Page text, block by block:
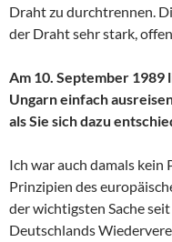
Draht zu durchtrennen.
der Draht sehr stark,
Am 10. September 1989
Ungarn einfach
als Sie sich dazu
Ich war auch damals
Prinzipien des
der wichtigsten Sache
Deutschlands